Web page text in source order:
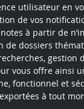
utilisateur en
de vos
à partir de
de dossiers
gestion
vous offre ainsi
fonctionnel et
à tout